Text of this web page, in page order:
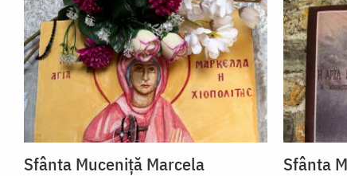
Sfânta Muceniță Marcela Sfânta